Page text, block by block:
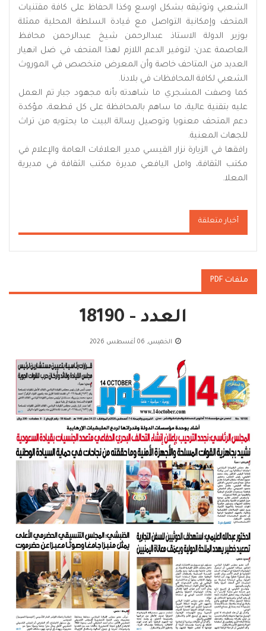
الشعبي وتوثيقه بشكل اوسع وكذا الحفاظ على كافة مقتنيات
المتحف وإمكانية التواصل مع قيادة السلطة المحلية ممثلة
بوزير الدولة الاستاذ عبدالرحمن شيخ عبدالرحمن محافظ
العاصمة عدن؛ لتوفير الدعم اللازم لهذا المتحف في ضل انهيار
العديد من المتاحف خاصة وأن المعرض متخصص في الموروث
الشعبي لكافة المحافظات في بلادنا.
كما وصفت المشجري ما شاهدته بأنه مجهود جبار تم العمل
عليه بتقنية عالية، ما ساهم بالمحافظة على كل قطعة، مؤكدة
دعم المتحف معنويا وتوصيل رسالة البيت ما يحتويه من تراث
للجهات المعنية.
رافقها في الزيارة نزار القيسي مدير العلاقات العامة والإعلام في
مكتب الثقافة، وامل اليافعي مديرة مكتب الثقافة في مديرية
المعلا.
أخبار متعلقة
ملفات PDF
العدد - 18190
الخميس, 06 أغسطس 2026